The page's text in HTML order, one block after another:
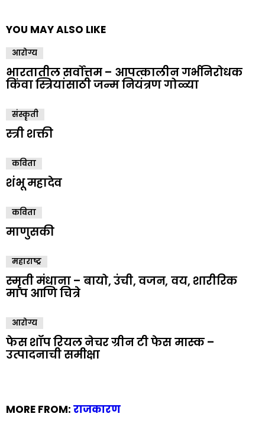
YOU MAY ALSO LIKE
आरोग्य
भारतातील सर्वोत्तम – आपत्कालीन गर्भनिरोधक
किंवा स्त्रियांसाठी जन्म नियंत्रण गोळ्या
संस्कॄती
स्त्री शक्ती
कविता
शंभू महादेव
कविता
माणुसकी
महाराष्ट्र
स्मृती मंधाना – बायो, उंची, वजन, वय, शारीरिक
माप आणि चित्रे
आरोग्य
फेस शॉप रियल नेचर ग्रीन टी फेस मास्क –
उत्पादनाची समीक्षा
MORE FROM: राजकारण